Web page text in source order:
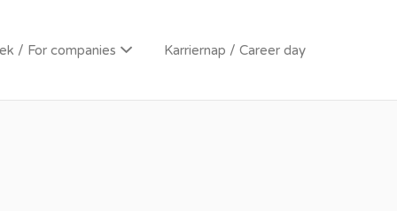
/ For companies Karriernap / Career day